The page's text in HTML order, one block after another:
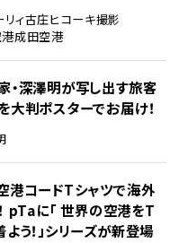
リィ古庄ヒコーキ撮影
成田空港
・深澤明が写し出す旅客
大判ポスターでお届け！
港コードTシャツで海外
pTaに「 世界の空港をT
う！」シリーズが新登場